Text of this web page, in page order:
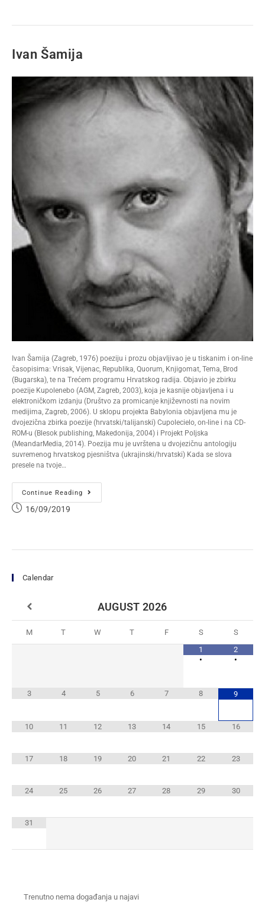
Ivan Šamija
Ivan Šamija (Zagreb, 1976) poeziju i prozu objavljivao je u tiskanim i on-line
časopisima: Vrisak, Vijenac, Republika, Quorum, Knjigomat, Tema, Brod
(Bugarska), te na Trećem programu Hrvatskog radija. Objavio je zbirku
poezije Kupolenebo (AGM, Zagreb, 2003), koja je kasnije objavljena i u
elektroničkom izdanju (Društvo za promicanje književnosti na novim
medijima, Zagreb, 2006). U sklopu projekta Babylonia objavljena mu je
dvojezična zbirka poezije (hrvatski/talijanski) Cupolecielo, on-line i na CD-
ROM-u (Blesok publishing, Makedonija, 2004) i Projekt Poljska
(MeandarMedia, 2014). Poezija mu je uvrštena u dvojezičnu antologiju
suvremenog hrvatskog pjesništva (ukrajinski/hrvatski) Kada se slova
presele na tvoje…
Continue Reading
16/09/2019
Calendar
AUGUST 2026
M T W T F S
S
1
•
2
•
3 4 5 6 7 8 9
10 11 12 13 14 15 16
17 18 19 20 21 22 23
24 25 26 27 28 29 30
31
Trenutno nema događanja u najavi